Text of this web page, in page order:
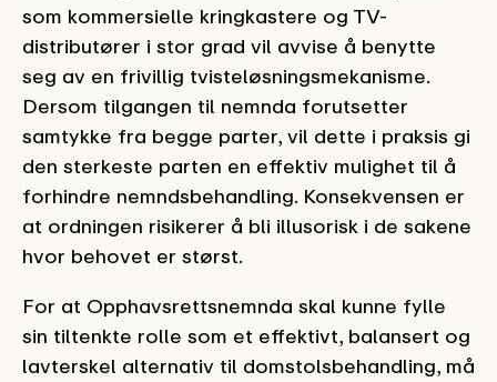
som kommersielle kringkastere og TV-
distributører i stor grad vil avvise å benytte
seg av en frivillig tvisteløsningsmekanisme.
Dersom tilgangen til nemnda forutsetter
samtykke fra begge parter, vil dette i praksis gi
den sterkeste parten en effektiv mulighet til å
forhindre nemndsbehandling. Konsekvensen er
at ordningen risikerer å bli illusorisk i de sakene
hvor behovet er størst.
For at Opphavsrettsnemnda skal kunne fylle
sin tiltenkte rolle som et effektivt, balansert og
lavterskel alternativ til domstolsbehandling, må